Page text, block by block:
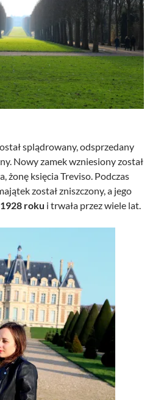
splądrowany, odsprzedany
Nowy zamek wzniesiony został
żonę księcia Treviso. Podczas
został zniszczony, a jego
1928 roku i trwała przez wiele lat.